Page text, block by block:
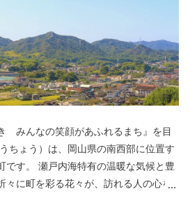
みんなの笑顔があふれるまち』を目
ちょう）は、岡山県の南西部に位置す
です。 瀬戸内海特有の温暖な気候と豊
に町を彩る花々が、訪れる人の心を